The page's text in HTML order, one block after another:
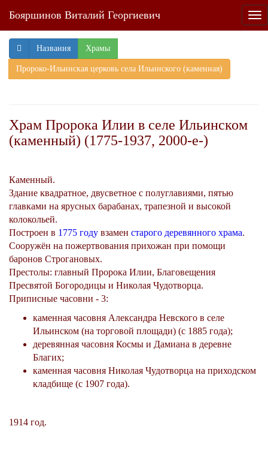
Бояршинов Виталий Георгиевич
Названия Храмы
Пророко-Ильинская церковь села Ильинского (каменная)
Храм Пророка Илии в селе Ильинском
(каменный) (1775-1937, 2000-е-)
Каменный.
Здание квадратное, двусветное с полуглавиями, пятью
главками на ярусных барабанах, трапезной и высокой
колокольей.
Построен в 1775 году взамен старого деревянного храма.
Сооружён на пожертвования прихожан при помощи
баронов Строгановых.
Престолы: главный Пророка Илии, Благовещения
Пресвятой Богородицы и Николая Чудотворца.
Приписные часовни - 3:
каменная часовня Александра Невского в селе
Ильинском (на торговой площади) (с 1885 года);
деревянная часовня Космы и Дамиана в деревне
Благих;
каменная часовня Николая Чудотворца на приходском
кладбище (с 1907 года).
1914 год.